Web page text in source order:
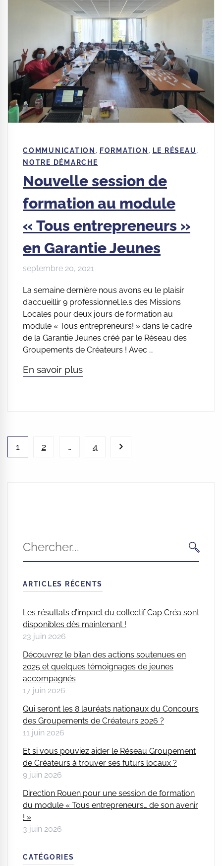
COMMUNICATION , FORMATION , LE RÉSEAU,
NOTRE DÉMARCHE
Nouvelle session de
formation au module
« Tous entrepreneurs »
en Garantie Jeunes
septembre 20, 2021
La semaine dernière nous avons eu le plaisir
d’accueillir 9 professionnel.le.s des Missions
Locales pour deux jours de formation au
module « Tous entrepreneurs! » dans le cadre
de la Garantie Jeunes créé par le Réseau des
Groupements de Créateurs ! Avec …
En savoir plus
1 2 … 4
for:
ARTICLES RÉCENTS
Les résultats d’impact du collectif Cap Créa sont
disponibles dès maintenant !
23 juin 2026
Découvrez le bilan des actions soutenues en
2025 et quelques témoignages de jeunes
accompagnés
17 juin 2026
Qui seront les 8 lauréats nationaux du Concours
des Groupements de Créateurs 2026 ?
11 juin 2026
Et si vous pouviez aider le Réseau Groupement
de Créateurs à trouver ses futurs locaux ?
9 juin 2026
Direction Rouen pour une session de formation
du module « Tous entrepreneurs… de son avenir
! »
3 juin 2026
CATÉGORIES